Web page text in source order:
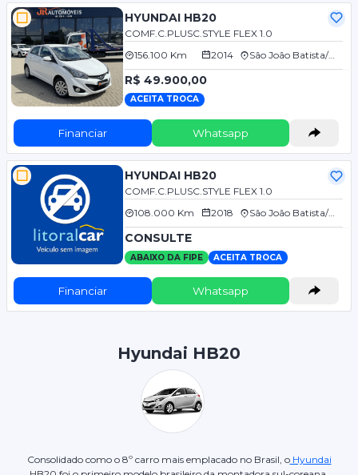
HYUNDAI HB20
COMF.C.PLUSC.STYLE FLEX 1.0
156.100 Km
2014 São João Batista/SC
R$ 49.900,00
ACEITA TROCA
Financiar Whatsapp
HYUNDAI HB20
COMF.C.PLUSC.STYLE FLEX 1.0
108.000 Km
2018 São João Batista/SC
CONSULTE
ABAIXO DA FIPE ACEITA TROCA
Financiar Whatsapp
Hyundai HB20
Consolidado como o 8º carro mais emplacado no Brasil, oHyundai